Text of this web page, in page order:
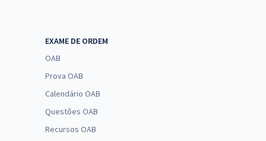
EXAME DE ORDEM
OAB
Prova OAB
Calendário OAB
Questões OAB
Recursos OAB